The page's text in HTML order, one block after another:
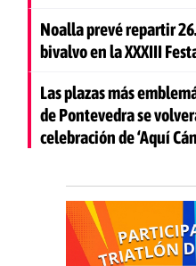
Noalla prevé repartir
bivalvo en la XXXIII
Las plazas más
de Pontevedra se
celebración de ‘Aquí